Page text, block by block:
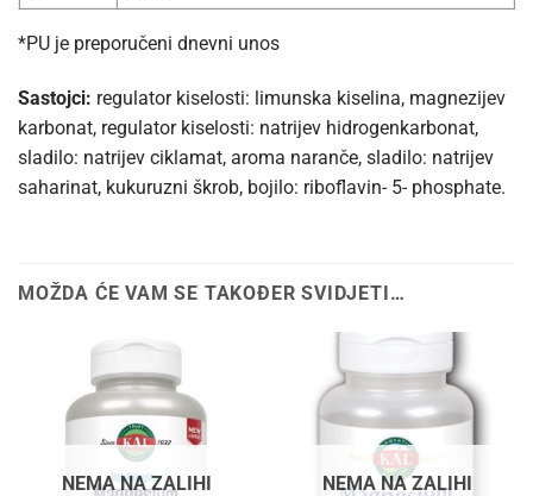
*PU je preporučeni dnevni unos
Sastojci: regulator kiselosti: limunska kiselina, magnezijev
karbonat, regulator kiselosti: natrijev hidrogenkarbonat,
sladilo: natrijev ciklamat, aroma naranče, sladilo: natrijev
saharinat, kukuruzni škrob, bojilo: riboflavin- 5- phosphate.
MOŽDA ĆE VAM SE TAKOĐER SVIDJETI…
NEMA NA ZALIHI NEMA NA ZALIHI